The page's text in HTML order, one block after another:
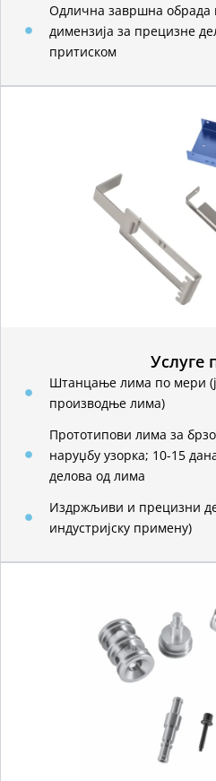
Одлична завршна обрада
димензија за прецизне
притиском
Услуге
Штанцање лима по мери
производње лима)
Прототипови лима за
наруџбу узорка; 10-15
делова од лима
Издржљиви и прецизни
индустријску примену)